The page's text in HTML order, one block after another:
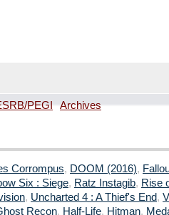
PEGI
Archives
Corrompus, DOOM (2016),
Six : Siege, Ratz Instagib, Rise
, Uncharted 4 : A Thief's End,
Recon, Half-Life, Hitman,